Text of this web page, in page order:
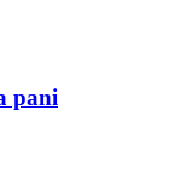
pani